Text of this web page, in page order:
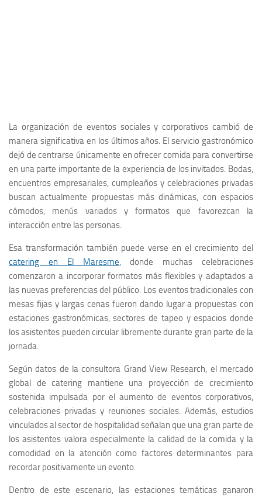
La organización de eventos sociales y corporativos cambió de
manera significativa en los últimos años. El servicio gastronómico
dejó de centrarse únicamente en ofrecer comida para convertirse
en una parte importante de la experiencia de los invitados. Bodas,
encuentros empresariales, cumpleaños y celebraciones privadas
buscan actualmente propuestas más dinámicas, con espacios
cómodos, menús variados y formatos que favorezcan la
interacción entre las personas.
Esa transformación también puede verse en el crecimiento del
catering en El Maresme, donde muchas celebraciones
comenzaron a incorporar formatos más flexibles y adaptados a
las nuevas preferencias del público. Los eventos tradicionales con
mesas fijas y largas cenas fueron dando lugar a propuestas con
estaciones gastronómicas, sectores de tapeo y espacios donde
los asistentes pueden circular libremente durante gran parte de la
jornada.
Según datos de la consultora Grand View Research, el mercado
global de catering mantiene una proyección de crecimiento
sostenida impulsada por el aumento de eventos corporativos,
celebraciones privadas y reuniones sociales. Además, estudios
vinculados al sector de hospitalidad señalan que una gran parte de
los asistentes valora especialmente la calidad de la comida y la
comodidad en la atención como factores determinantes para
recordar positivamente un evento.
Dentro de este escenario, las estaciones temáticas ganaron